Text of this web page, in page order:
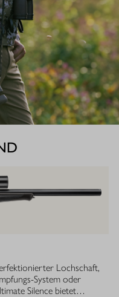
Lochschaft,
System oder
Silence bietet